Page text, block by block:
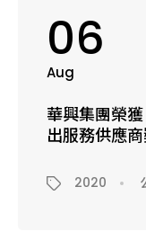
06
Aug
華興集團榮
出服務供應商
2020